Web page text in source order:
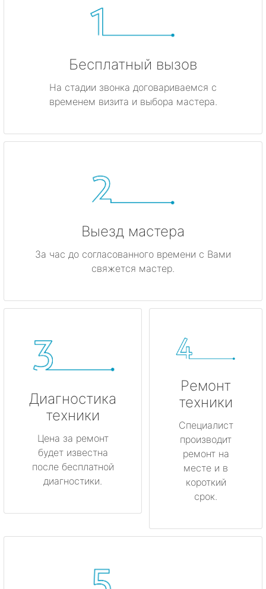
Бесплатный вызов
На стадии звонка договариваемся с
временем визита и выбора мастера.
Выезд мастера
За час до согласованного времени с Вами
свяжется мастер.
Диагностика
техники
Цена за ремонт
будет известна
после бесплатной
диагностики.
Ремонт
техники
Специалист
производит
ремонт на
месте и в
короткий
срок.